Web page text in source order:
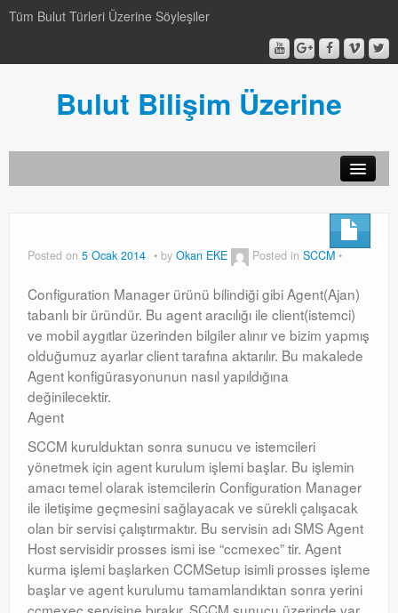
Tüm Bulut Türleri Üzerine Söyleşiler
Bulut Bilişim Üzerine
Genel
Video-Webcast-Seminer
Video-Webcast-Seminer
Windows Server Family
Windows Server Family
SCOM
SCOM
Orchestrator
Orchestrator
Posted on 5 Ocak 2014 by Okan EKE Posted in SCCM
Configuration Manager ürünü bilindiği gibi Agent(Ajan)
tabanlı bir üründür. Bu agent aracılığı ile client(istemci)
ve mobil aygıtlar üzerinden bilgiler alınır ve bizim yapmış
olduğumuz ayarlar client tarafına aktarılır. Bu makalede
Agent konfigürasyonunun nasıl yapıldığına
değinilecektir.
Agent
SCCM kurulduktan sonra sunucu ve istemcileri
yönetmek için agent kurulum işlemi başlar. Bu işlemin
amacı temel olarak istemcilerin Configuration Manager
ile iletişime geçmesini sağlayacak ve sürekli çalışacak
olan bir servisi çalıştırmaktır. Bu servisin adı SMS Agent
Host servisidir prosses ismi ise “ccmexec” tir. Agent
kurma işlemi başlarken CCMSetup isimli prosses işleme
başlar ve agent kurulumu tamamlandıktan sonra yerini